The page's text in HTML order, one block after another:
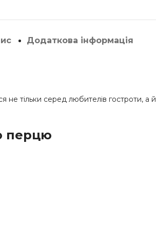
Додаткова інформація
не тільки серед любителів
перцю